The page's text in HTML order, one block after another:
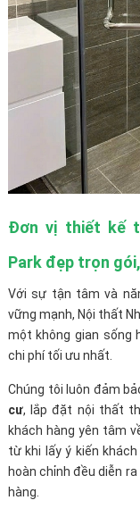
Đơn vị thiết kế
Park đẹp trọn
Với sự tận tâm và
vững mạnh, Nội thất
một không gian sống
chi phí tối ưu nhất.
Chúng tôi luôn đảm
cư, lắp đặt nội thất
khách hàng yên tâm
từ khi lấy ý kiến
hoàn chỉnh đều diễn
hàng.